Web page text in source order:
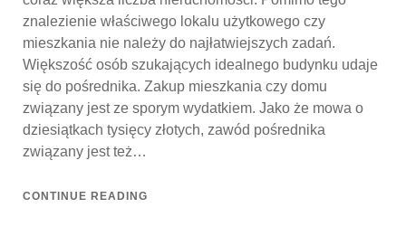
znalezienie właściwego lokalu użytkowego czy
mieszkania nie należy do najłatwiejszych zadań.
Większość osób szukających idealnego budynku udaje
się do pośrednika. Zakup mieszkania czy domu
związany jest ze sporym wydatkiem. Jako że mowa o
dziesiątkach tysięcy złotych, zawód pośrednika
związany jest też…
CONTINUE READING